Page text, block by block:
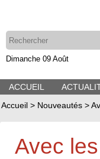
Dimanche 09 Août
ACCUEIL
Accueil > Nouveautés >
Avec